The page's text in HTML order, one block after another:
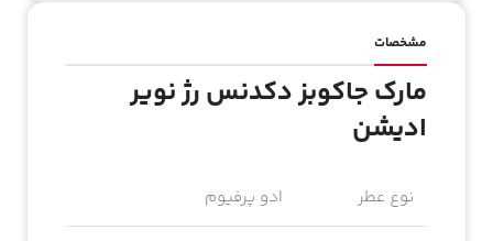
مشخصات
مارک جاکوبز دکدنس رژ نویر
ادیشن
نوع عطر ادو پرفیوم